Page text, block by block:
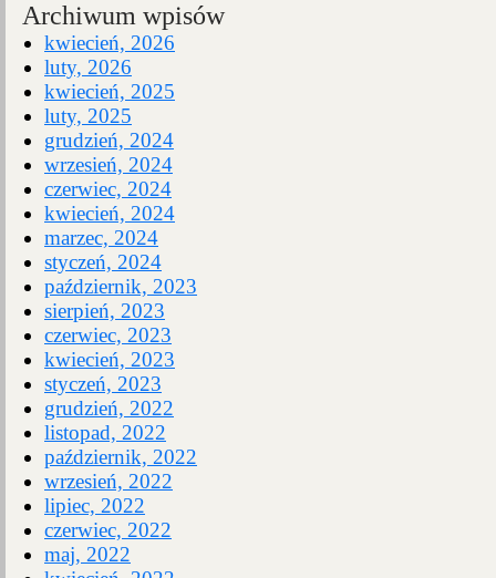
Archiwum wpisów
kwiecień, 2026
luty, 2026
kwiecień, 2025
luty, 2025
grudzień, 2024
wrzesień, 2024
czerwiec, 2024
kwiecień, 2024
marzec, 2024
styczeń, 2024
październik, 2023
sierpień, 2023
czerwiec, 2023
kwiecień, 2023
styczeń, 2023
grudzień, 2022
listopad, 2022
październik, 2022
wrzesień, 2022
lipiec, 2022
czerwiec, 2022
maj, 2022